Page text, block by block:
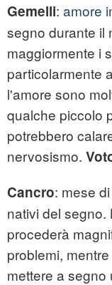
Gemelli: amore
segno durante il
maggiormente i
particolarmente
l'amore sono
qualche piccolo
potrebbero
nervosismo.
Cancro: mese
nativi del
procederà
problemi,
mettere a